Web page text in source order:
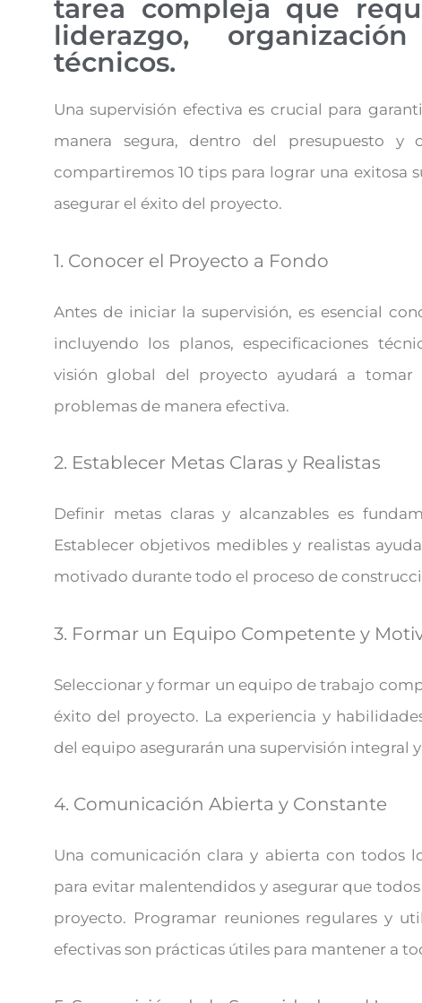
tarea compleja que
liderazgo,
técnicos.
Una supervisión efectiva es crucial para
manera segura, dentro del presupuesto y
compartiremos 10 tips para lograr una exitosa
asegurar el éxito del proyecto.
1. Conocer el Proyecto a Fondo
Antes de iniciar la supervisión, es esencial
incluyendo los planos, especificaciones
visión global del proyecto ayudará a tomar
problemas de manera efectiva.
2. Establecer Metas Claras y Realistas
Definir metas claras y alcanzables es
Establecer objetivos medibles y realistas
motivado durante todo el proceso de
3. Formar un Equipo Competente y
Seleccionar y formar un equipo de trabajo
éxito del proyecto. La experiencia y
del equipo asegurarán una supervisión integral
4. Comunicación Abierta y Constante
Una comunicación clara y abierta con todos
para evitar malentendidos y asegurar que
proyecto. Programar reuniones regulares y
efectivas son prácticas útiles para mantener a